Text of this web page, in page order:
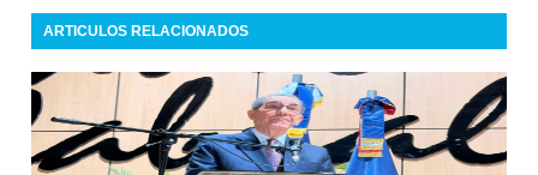
ARTICULOS RELACIONADOS